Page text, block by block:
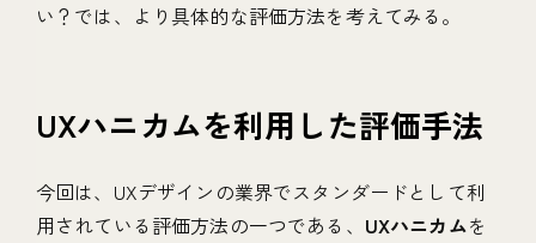
い？では、より具体的な評価方法を考えてみる。
UXハニカムを利用した評価手法
今回は、UXデザインの業界でスタンダードとして利
用されている評価方法の一つである、 UXハニカムを